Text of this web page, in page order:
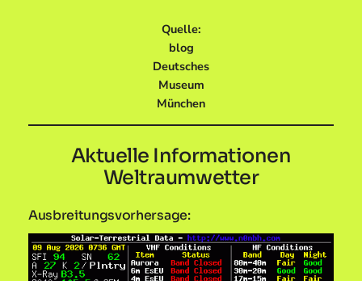
Quelle:
blog
Deutsches
Museum
München
Aktuelle Informationen
Weltraumwetter
Ausbreitungsvorhersage: